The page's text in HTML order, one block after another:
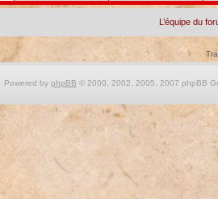
L’équipe du
Powered by phpBB © 2000, 2002, 2005, 2007 phpBB